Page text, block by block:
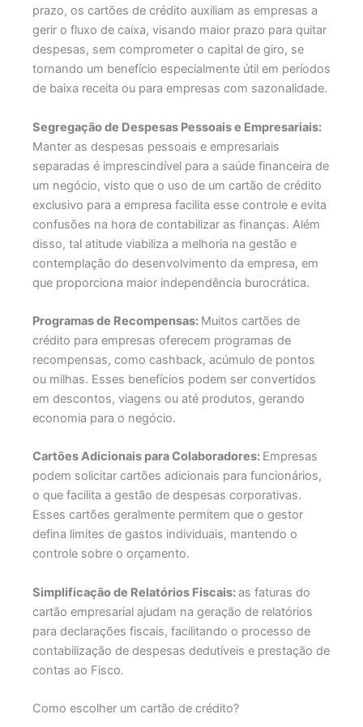
prazo, os cartões de crédito auxiliam as empresas a
gerir o fluxo de caixa, visando maior prazo para quitar
despesas, sem comprometer o capital de giro, se
tornando um benefício especialmente útil em períodos
de baixa receita ou para empresas com sazonalidade.
Segregação de Despesas Pessoais e Empresariais:
Manter as despesas pessoais e empresariais
separadas é imprescindível para a saúde financeira de
um negócio, visto que o uso de um cartão de crédito
exclusivo para a empresa facilita esse controle e evita
confusões na hora de contabilizar as finanças. Além
disso, tal atitude viabiliza a melhoria na gestão e
contemplação do desenvolvimento da empresa, em
que proporciona maior independência burocrática.
Programas de Recompensas: Muitos cartões de
crédito para empresas oferecem programas de
recompensas, como cashback, acúmulo de pontos
ou milhas. Esses benefícios podem ser convertidos
em descontos, viagens ou até produtos, gerando
economia para o negócio.
Cartões Adicionais para Colaboradores: Empresas
podem solicitar cartões adicionais para funcionários,
o que facilita a gestão de despesas corporativas.
Esses cartões geralmente permitem que o gestor
defina limites de gastos individuais, mantendo o
controle sobre o orçamento.
Simplificação de Relatórios Fiscais:as faturas do
cartão empresarial ajudam na geração de relatórios
para declarações fiscais, facilitando o processo de
contabilização de despesas dedutíveis e prestação de
contas ao Fisco.
Como escolher um cartão de crédito?